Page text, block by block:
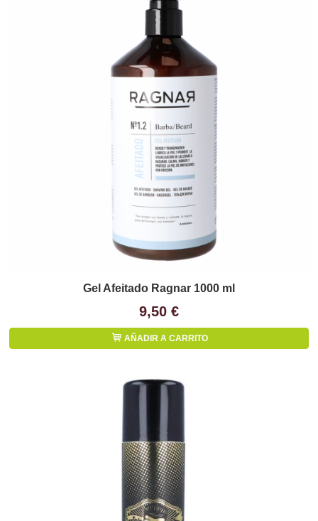
Gel Afeitado Ragnar 1000 ml
9,50 €
AÑADIR A CARRITO